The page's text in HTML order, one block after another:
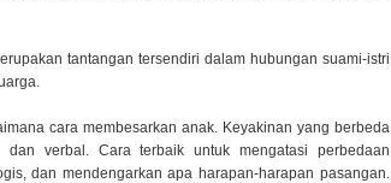
tantangan tersendiri dalam hubungan suami-istri
cara membesarkan anak. Keyakinan yang berbeda
verbal. Cara terbaik untuk mengatasi perbedaan
dan mendengarkan apa harapan-harapan pasangan.